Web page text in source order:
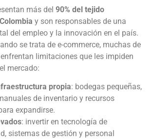
más del 90% del tejido
y son responsables de una
del empleo y la innovación en el país.
se trata de e-commerce, muchas de
limitaciones que les impiden
mercado:
propia: bodegas pequeñas,
de inventario y recursos
expandirse.
: invertir en tecnología de
sistemas de gestión y personal